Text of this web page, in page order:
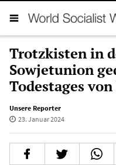
Trotzkisten in
Sowjetunion
Todestages
Unsere Reporter
23. Januar 2024